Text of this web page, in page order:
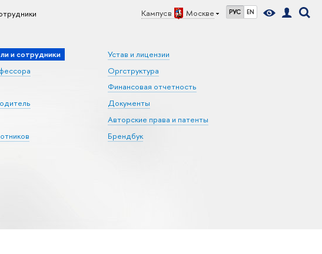
Кампус в Москве РУС EN
и сотрудники
Устав и лицензии
Оргструктура
Финансовая отчетность
Документы
Авторские права и патенты
Брендбук